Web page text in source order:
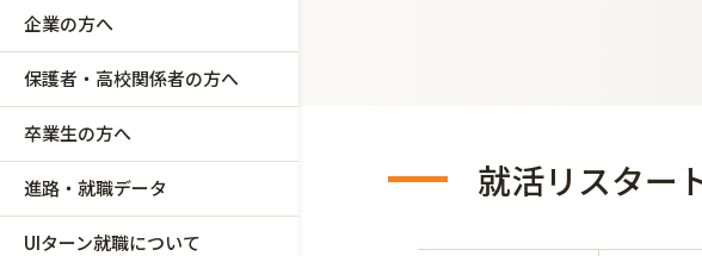
企業の方へ
保護者・高校関係者の方へ
卒業生の方へ
進路・就職データ
UIターン就職について
就活リスター